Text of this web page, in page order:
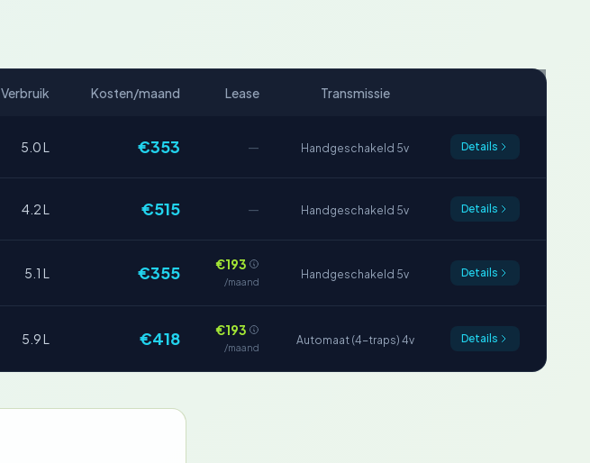
Verbruik Kosten/maand Lease Transmissie
5.0 L €353 — Handgeschakeld 5v Details
4.2 L €515 — Handgeschakeld 5v Details
5.1 L €355 €193
/maand
Handgeschakeld 5v Details
5.9 L €418 €193
/maand
Automaat (4-traps) 4v Details